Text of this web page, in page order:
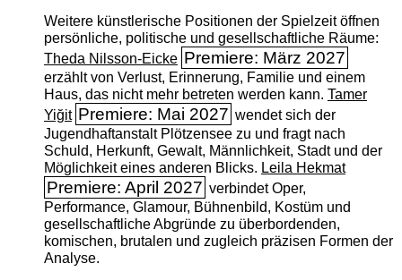
Weitere künstlerische Positionen der Spielzeit öffnen
persönliche, politische und gesellschaftliche Räume:
Theda Nilsson-Eicke Premiere: März 2027
erzählt von Verlust, Erinnerung, Familie und einem
Haus, das nicht mehr betreten werden kann. Tamer
Yiğit Premiere: Mai 2027 wendet sich der
Jugendhaftanstalt Plötzensee zu und fragt nach
Schuld, Herkunft, Gewalt, Männlichkeit, Stadt und der
Möglichkeit eines anderen Blicks. Leila Hekmat
Premiere: April 2027 verbindet Oper,
Performance, Glamour, Bühnenbild, Kostüm und
gesellschaftliche Abgründe zu überbordenden,
komischen, brutalen und zugleich präzisen Formen der
Analyse.